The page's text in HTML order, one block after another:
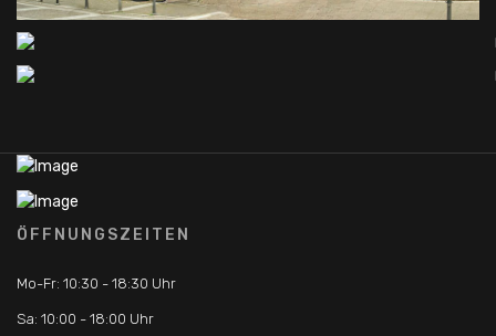
ÖFFNUNGSZEITEN
Mo-Fr: 10:30 - 18:30 Uhr
Sa: 10:00 - 18:00 Uhr